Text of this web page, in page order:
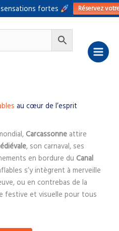
fortes Réservez
au cœur de l’esprit
Carcassonne attire
, son carnaval, ses
en bordure du Canal
s’y intègrent à merveille
ou en contrebas de la
festive et visuelle pour tous